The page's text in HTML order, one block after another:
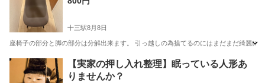
十三駅8月8日
座椅子の部分と脚の部分は分解出来ます。 引っ越しの為捨てるのにはまだまだ綺麗
大阪 大阪市 十三駅 椅子
【実家の押し入れ整理】眠っている人形あ
りませんか？